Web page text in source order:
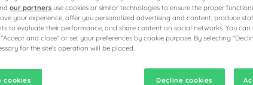
ou membro
our partners use cookies or similar technologies to ensure the proper
your experience, offer you personalized advertising and content, produce
to evaluate their performance, and share content on social networks. You
and close" or set your preferences by cookie purpose. By selecting
for the site's operation will be placed.
cookies Decline cookies